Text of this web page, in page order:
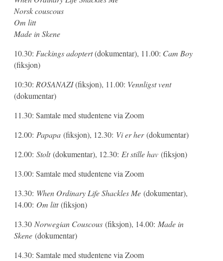
Norsk couscous
Om litt
Made in Skene
10.30: Fuckings adoptert(dokumentar), 11.00: Cam Boy
(fiksjon)
10:30: ROSANAZI(fiksjon), 11.00: Vennligst vent
(dokumentar)
11.30: Samtale med studentene via Zoom
12.00: Papapa (fiksjon), 12.30: Vi er her(dokumentar)
12.00: Stolt(dokumentar), 12.30: Et stille hav (fiksjon)
13.00: Samtale med studentene via Zoom
13.30: When Ordinary Life Shackles Me (dokumentar),
14.00: Om litt(fiksjon)
13.30 Norwegian Couscous (fiksjon), 14.00: Made in
Skene (dokumentar)
14.30: Samtale med studentene via Zoom